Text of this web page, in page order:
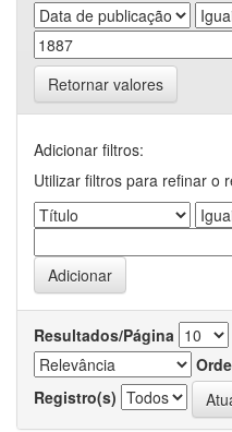
Retornar valores
Adicionar filtros:
Utilizar filtros para refinar o
Resultados/Página
Registro(s)